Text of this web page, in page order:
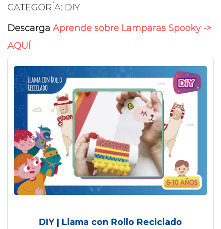
CATEGORÍA: DIY
Descarga Aprende sobre Lamparas Spooky ->
AQUÍ
DIY | Llama con Rollo Reciclado